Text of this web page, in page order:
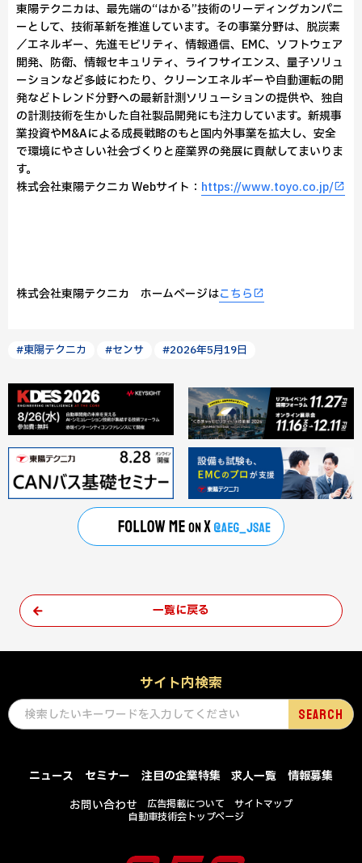
東陽テクニカは、最先端の“はかる”技術のリーディングカンパニ
ーとして、技術革新を推進しています。その事業分野は、脱炭素
／エネルギー、先進モビリティ、情報通信、EMC、ソフトウェア
開発、防衛、情報セキュリティ、ライフサイエンス、量子ソリュ
ーションなど多岐にわたり、クリーンエネルギーや自動運転の開
発などトレンド分野への最新計測ソリューションの提供や、独自
の計測技術を生かした自社製品開発にも注力しています。新規事
業投資やM&Aによる成長戦略のもと国内外事業を拡大し、安全
で環境にやさしい社会づくりと産業界の発展に貢献してまいりま
す。
株式会社東陽テクニカ Webサイト： https://www.toyo.co.jp/
株式会社東陽テクニカ ホームページはこちら
#東陽テクニカ #センサ #2026年5月19日
一覧に戻る
サイト内検索
ニュース セミナー 注目の企業特集 求人一覧
情報募集
お問い合わせ
広告掲載について
サイトマップ
自動車技術会トップページ